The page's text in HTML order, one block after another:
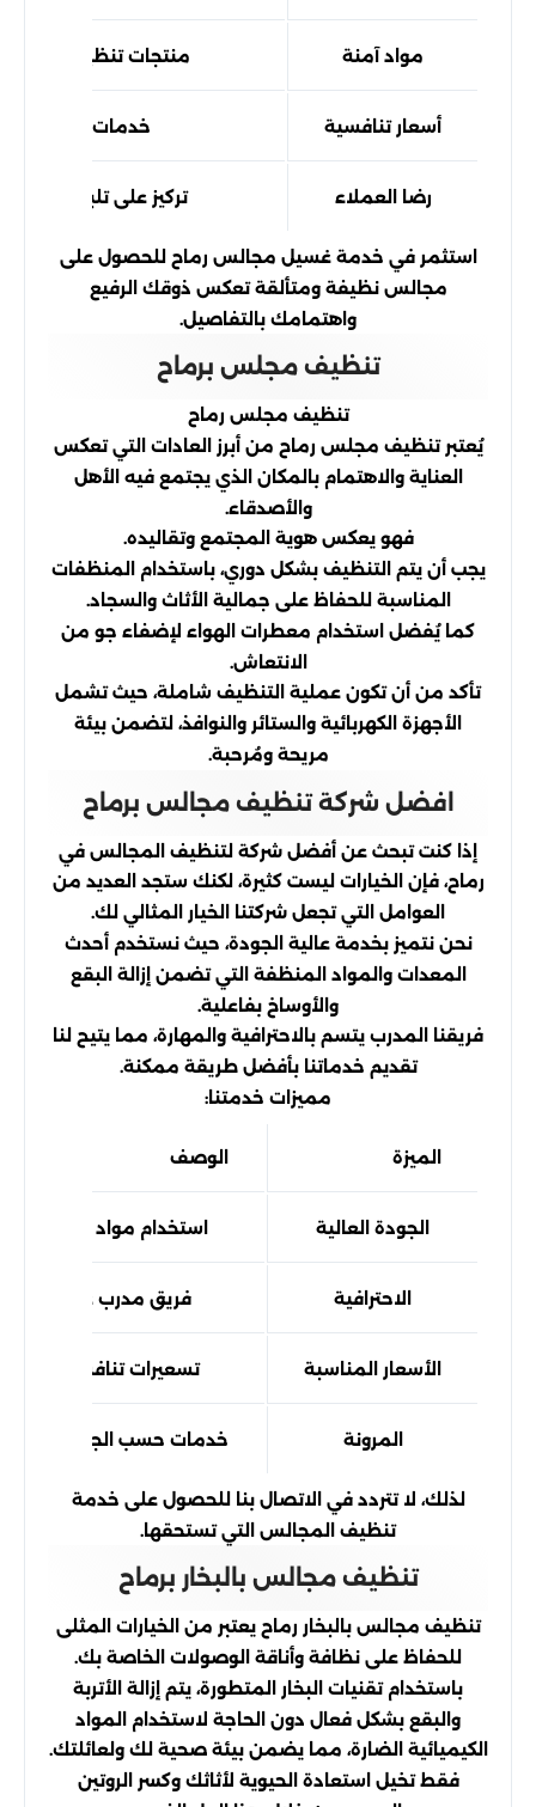
مواد آمنة منتجات تنظيف صديقة
أسعار تنافسية خدمات ذات جودة
رضا العملاء تركيز على تلبية
استثمر في خدمة غسيل مجالس رماح للحصول على
مجالس نظيفة ومتألقة تعكس ذوقك الرفيع
واهتمامك بالتفاصيل.
تنظيف مجلس برماح
تنظيف مجلس رماح
يُعتبر تنظيف مجلس رماح من أبرز العادات التي تعكس
العناية والاهتمام بالمكان الذي يجتمع فيه الأهل
والأصدقاء.
فهو يعكس هوية المجتمع وتقاليده.
يجب أن يتم التنظيف بشكل دوري، باستخدام المنظفات
المناسبة للحفاظ على جمالية الأثاث والسجاد.
كما يُفضل استخدام معطرات الهواء لإضفاء جو من
الانتعاش.
تأكد من أن تكون عملية التنظيف شاملة، حيث تشمل
الأجهزة الكهربائية والستائر والنوافذ، لتضمن بيئة
مريحة ومُرحبة.
افضل شركة تنظيف مجالس برماح
إذا كنت تبحث عن أفضل شركة لتنظيف المجالس في
رماح، فإن الخيارات ليست كثيرة، لكنك ستجد العديد من
العوامل التي تجعل شركتنا الخيار المثالي لك.
نحن نتميز بخدمة عالية الجودة، حيث نستخدم أحدث
المعدات والمواد المنظفة التي تضمن إزالة البقع
والأوساخ بفاعلية.
فريقنا المدرب يتسم بالاحترافية والمهارة، مما يتيح لنا
تقديم خدماتنا بأفضل طريقة ممكنة.
مميزات خدمتنا:
الميزة الوصف
الجودة العالية استخدام مواد تنظيف
الاحترافية فريق مدرب على أعلى
الأسعار المناسبة تسعيرات تنافسية
المرونة خدمات حسب الجدول
لذلك، لا تتردد في الاتصال بنا للحصول على خدمة
تنظيف المجالس التي تستحقها.
تنظيف مجالس بالبخار برماح
تنظيف مجالس بالبخار رماح يعتبر من الخيارات المثلى
للحفاظ على نظافة وأناقة الوصولات الخاصة بك.
باستخدام تقنيات البخار المتطورة، يتم إزالة الأتربة
والبقع بشكل فعال دون الحاجة لاستخدام المواد
الكيميائية الضارة، مما يضمن بيئة صحية لك ولعائلتك.
فقط تخيل استعادة الحيوية لأثاثك وكسر الروتين